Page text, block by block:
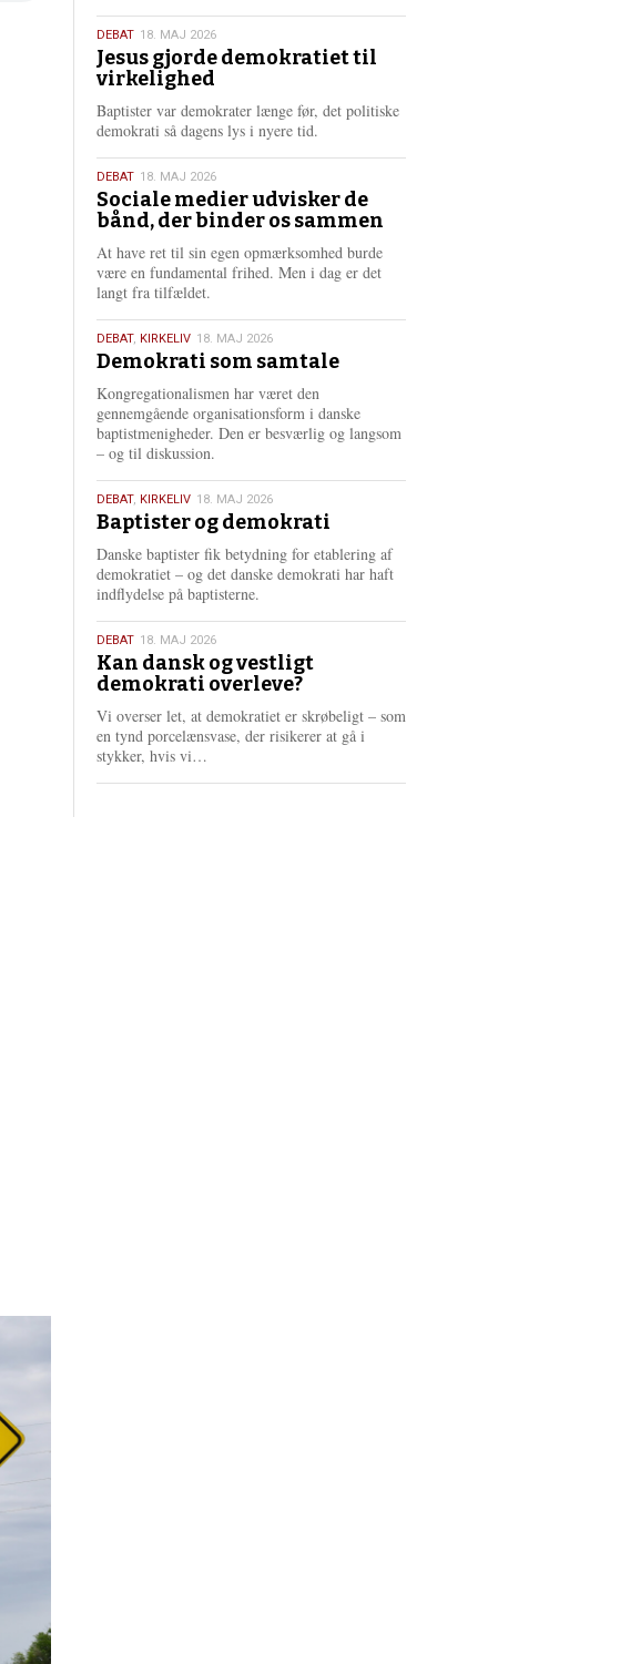
e
e
18.
maj
2026
DEBAT 18. MAJ 2026
Jesus gjorde demokratiet til
virkelighed
Baptister var demokrater længe før, det politiske
demokrati så dagens lys i nyere tid.
18.
maj
2026
DEBAT 18. MAJ 2026
Sociale medier udvisker de
bånd, der binder os sammen
At have ret til sin egen opmærksomhed burde
være en fundamental frihed. Men i dag er det
langt fra tilfældet.
18.
maj
2026
DEBAT, KIRKELIV 18. MAJ 2026
Demokrati som samtale
Kongregationalismen har været den
gennemgående organisationsform i danske
baptistmenigheder. Den er besværlig og langsom
– og til diskussion.
18.
maj
2026
DEBAT, KIRKELIV 18. MAJ 2026
Baptister og demokrati
Danske baptister fik betydning for etablering af
demokratiet – og det danske demokrati har haft
indflydelse på baptisterne.
18.
maj
2026
DEBAT 18. MAJ 2026
Kan dansk og vestligt
demokrati overleve?
Vi overser let, at demokratiet er skrøbeligt – som
en tynd porcelænsvase, der risikerer at gå i
stykker, hvis vi…